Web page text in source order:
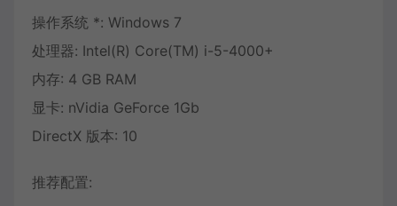
操作系统 *: Windows 7
处理器: Intel(R) Core(TM) i-5-4000+
内存: 4 GB RAM
显卡: nVidia GeForce 1Gb
DirectX 版本: 10
推荐配置: